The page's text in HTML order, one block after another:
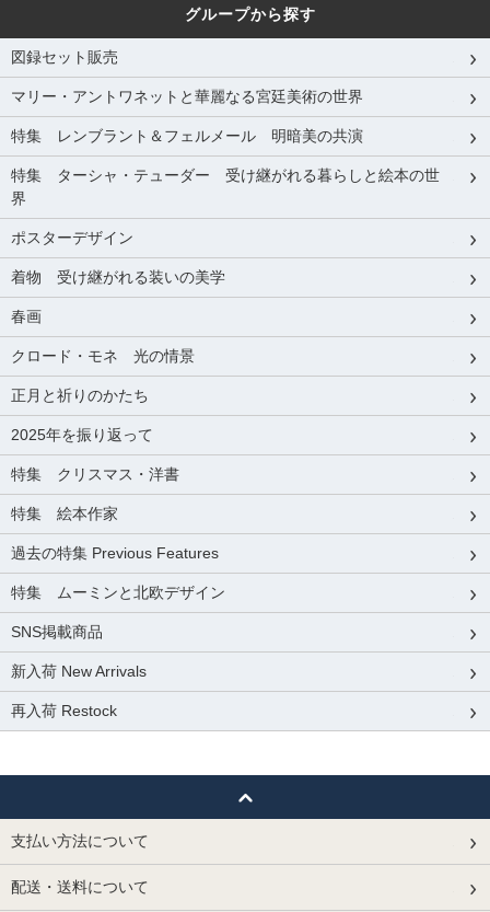
グループから探す
図録セット販売
マリー・アントワネットと華麗なる宮廷美術の世界
特集 レンブラント＆フェルメール 明暗美の共演
特集 ターシャ・テューダー 受け継がれる暮らしと絵本の世
界
ポスターデザイン
着物 受け継がれる装いの美学
春画
クロード・モネ 光の情景
正月と祈りのかたち
2025年を振り返って
特集 クリスマス・洋書
特集 絵本作家
過去の特集 Previous Features
特集 ムーミンと北欧デザイン
SNS掲載商品
新入荷 New Arrivals
再入荷 Restock
支払い方法について
配送・送料について